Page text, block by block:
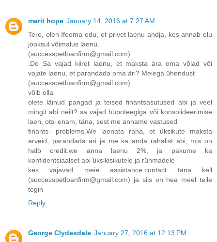
merit hope January 14, 2016 at 7:27 AM
Tere, olen Ifeoma edu, et privet laenu andja, kes annab elu
jooksul võimalus laenu.
(successpetloanfirm@gmail.com)
.Do Sa vajad kiiret laenu, et maksta ära oma võlad või
vajate laenu, et parandada oma äri? Meiega ühendust
(successpetloanfirm@gmail.com)
võib olla
olete läinud pangad ja teised finantsasutused abi ja veel
mingit abi neilt? sa vajad hüpoteegiga või konsolideerimise
laen, otsi enam, täna, sest me anname vastused
finants- problems.We laenata raha, et üksikute maksta
arveid, parandada äri ja me ka anda rahalist abi, mis on
halb credit.we anna laenu 2%, ja pakume ka
konfidentsiaalset abi üksikisikutele ja rühmadele
kes vajavad meie assistance.contact täna kell
(successpetloanfirm@gmail.com) ja siis on hea meel teile
tegin
Reply
George Clydesdale January 27, 2016 at 12:13 PM